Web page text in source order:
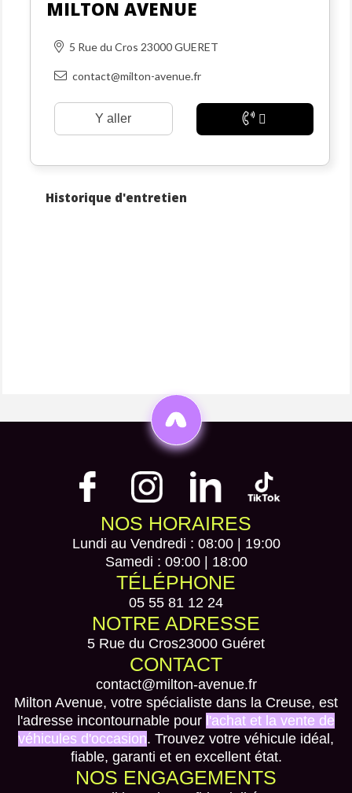
MILTON AVENUE
5 Rue du Cros 23000 GUERET
contact@milton-avenue.fr
Y aller
Historique d'entretien
TÉLÉPHONE
05 55 81 12 24
NOS HORAIRES
Lundi au Vendredi : 08:00 | 19:00
Samedi : 09:00 | 18:00
NOTRE ADRESSE
5 Rue du Cros23000 Guéret
CONTACT
contact@milton-avenue.fr
Milton Avenue, votre spécialiste dans la Creuse, est
l'adresse incontournable pour l'achat et la vente de
véhicules d'occasion. Trouvez votre véhicule idéal,
fiable, garanti et en excellent état.
NOS ENGAGEMENTS